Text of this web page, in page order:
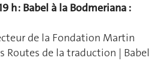
h : Babel à la Bodmeriana :
de la Fondation Martin
Routes de la traduction |